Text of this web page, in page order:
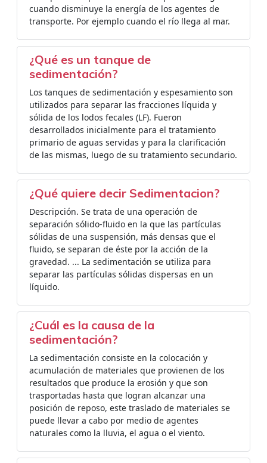
cuando disminuye la energía de los agentes de
transporte. Por ejemplo cuando el río llega al mar.
¿Qué es un tanque de
sedimentación?
Los tanques de sedimentación y espesamiento son
utilizados para separar las fracciones líquida y
sólida de los lodos fecales (LF). Fueron
desarrollados inicialmente para el tratamiento
primario de aguas servidas y para la clarificación
de las mismas, luego de su tratamiento secundario.
¿Qué quiere decir Sedimentacion?
Descripción. Se trata de una operación de
separación sólido-fluido en la que las partículas
sólidas de una suspensión, más densas que el
fluido, se separan de éste por la acción de la
gravedad. ... La sedimentación se utiliza para
separar las partículas sólidas dispersas en un
líquido.
¿Cuál es la causa de la
sedimentación?
La sedimentación consiste en la colocación y
acumulación de materiales que provienen de los
resultados que produce la erosión y que son
trasportadas hasta que logran alcanzar una
posición de reposo, este traslado de materiales se
puede llevar a cabo por medio de agentes
naturales como la lluvia, el agua o el viento.